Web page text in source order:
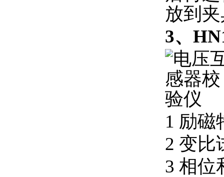
放到
3、
1 励磁
2 变比
3 相位